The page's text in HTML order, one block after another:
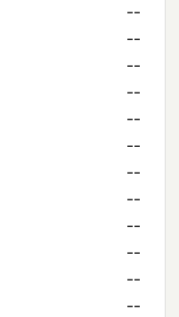
--
--
--
--
--
--
--
--
--
--
--
--